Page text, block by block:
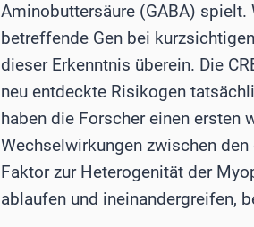
Aminobuttersäure (GABA)
betreffende Gen bei
dieser Erkenntnis überein. Die
neu entdeckte Risikogen
haben die Forscher einen ersten
Wechselwirkungen zwischen
Faktor zur Heterogenität der
ablaufen und ineinandergreifen,